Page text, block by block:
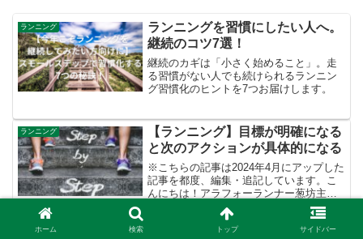
ランニング
ランニングを習慣にしたい人へ。
継続のコツ7選！
継続のカギは「小さく始めること」。走
る習慣がない人でも続けられるランニン
グ習慣化のヒントを7つお届けします。
ランニング
【ランニング】目標が明確になる
と次のアクションが具体的になる
※こちらの記事は2024年4月にアップした
記事を都度、編集・追記しています。こ
んにちは！アラフォーランナー葱坊主で
す！今朝は早起きして朝日を浴びながら
約1時間掛けて12km走をしてきました！
おそらく来週の長野マラソン前の最後の
ホーム 検索 トップ サイドバー